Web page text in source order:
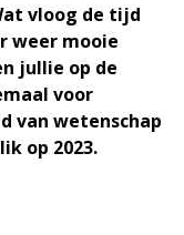
vloog de tijd
weer mooie
jullie op de
voor
van wetenschap
op 2023.